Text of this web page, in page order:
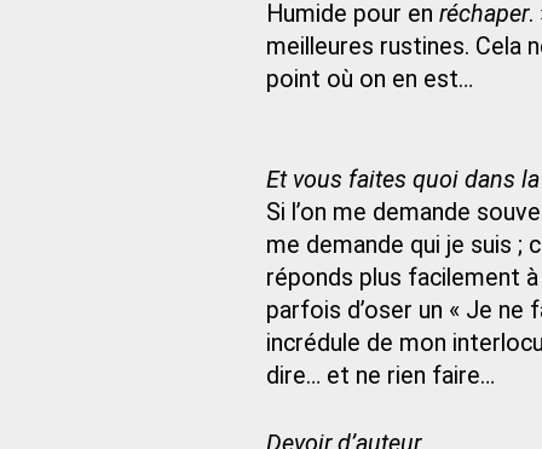
Humide pour en réchaper.
meilleures rustines. Cela
point où on en est…
Et vous faites quoi dans
Si l’on me demande
me demande qui je suis ;
réponds plus facilement à
parfois d’oser un « Je ne
incrédule de mon
dire… et ne rien faire…